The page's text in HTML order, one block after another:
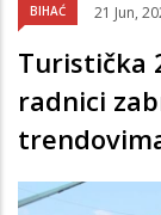
BIHAĆ 21 Jun,
Turistička
radnici